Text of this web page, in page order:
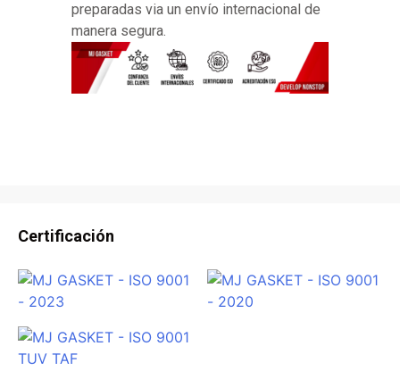
preparadas via un envío internacional de
manera segura.
Certificación